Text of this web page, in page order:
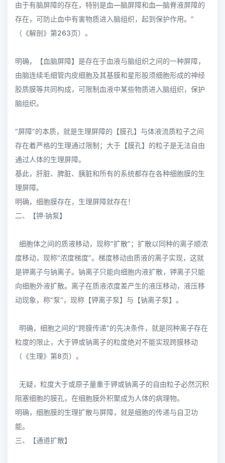
由于有脑屏障的存在，特别是血—脑屏障和血—脑脊液屏障的
存在，可防止血中有害物质进入脑组织，起到保护作用。”
（《解剖》第263页）。
明确，【血脑屏障】是存在于血液与脑组织之间的一种屏障，
由脑连续毛细管内皮细胞及其基膜和星形股须细胞形成的神经
胶质膜等共同构成，可限制血液中某些物质进入脑组织，保护
脑组织。
“屏障”的本质，就是生理屏障的【膜孔】与体液流质粒子之间
存在着严格的生理通过限制；大于【膜孔】的粒子是无法自由
通过人体的生理屏障。
基此，肝脏、脾脏、胰脏和所有的系统都存在各种细胞膜的生
理屏障。
明确，细胞膜存在，生理屏障就存在！
二、【钾·钠泵】
细胞体之间的质液移动，现称“扩散”；扩散以同种的离子顺浓
度移动，现称“浓度梯度”。梯度移动由质液的离子实现，这就
是钾离子与钠离子。钠离子只能向细胞内液扩散，钾离子只能
向细胞外液扩散。离子在质液浓度差产生的液压移动，液压移
动现象，称“泵”，现称【钾离子泵】与【钠离子泵】。
明确，细胞之间的“跨膜传递”的先决条件，就是同种离子存在
粒度的限止，大于钾或钠离子的粒度绝对不能实现跨膜移动
（《生理》第8页）。
无疑，粒度大于或原子量重于钾或钠离子的自由粒子必然沉积
阻塞细胞的膜孔，在细胞膜外积聚成为人体的病理物。
明确，细胞膜的生理扩散与屏障，就是细胞的传递与自卫功
能。
三、【通道扩散】